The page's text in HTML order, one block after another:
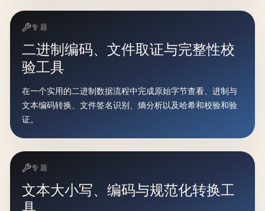
专题
二进制编码、文件取证与完整性校
验工具
在一个实用的二进制数据流程中完成原始字节查看、进制与
文本编码转换、文件签名识别、熵分析以及哈希和校验和验
证。
专题
文本大小写、编码与规范化转换工